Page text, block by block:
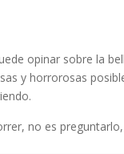
opinar sobre la
y horrorosas
no es